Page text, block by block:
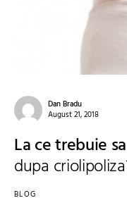
Dan Bradu
August 21, 2018
La ce trebuie
dupa
BLOG